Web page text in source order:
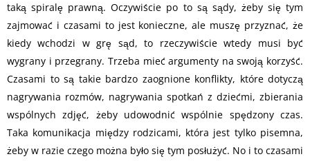
taką spiralę prawną. Oczywiście po to są sądy, żeby się tym
zajmować i czasami to jest konieczne, ale muszę przyznać, że
kiedy wchodzi w grę sąd, to rzeczywiście wtedy musi być
wygrany i przegrany. Trzeba mieć argumenty na swoją korzyść.
Czasami to są takie bardzo zaognione konflikty, które dotyczą
nagrywania rozmów, nagrywania spotkań z dziećmi, zbierania
wspólnych zdjęć, żeby udowodnić wspólnie spędzony czas.
Taka komunikacja między rodzicami, która jest tylko pisemna,
żeby w razie czego można było się tym posłużyć. No i to czasami